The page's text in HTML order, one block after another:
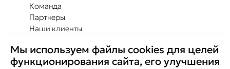
Команда
Партнеры
Наши клиенты
Повышение осведомленности
Партнерство с Secure-T
Мы используем файлы cookies для целей
функционирования сайта, его улучшения